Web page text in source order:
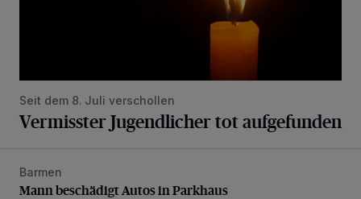
Seit dem 8. Juli verschollen
Vermisster Jugendlicher tot aufgefunden
Mann beschädigt Autos in Parkhaus
Barmen
Mann beschädigt Autos in Parkhaus